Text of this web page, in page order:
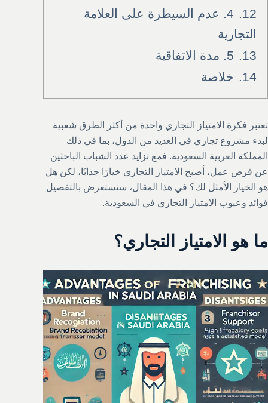
12.
4. عدم السيطرة على العلامة
التجارية
13.
5. مدة الاتفاقية
14.
خلاصة
تعتبر فكرة الامتياز التجاري واحدة من أكثر الطرق شعبية
لبدء مشروع تجاري في العديد من الدول، بما في ذلك
المملكة العربية السعودية. فمع تزايد عدد الشباب الباحثين
عن فرص عمل، أصبح الامتياز التجاري خيارًا جذابًا، لكن هل
هو الخيار الأمثل لك؟ في هذا المقال، سنستعرض بالتفصيل
فوائد وعيوب الامتياز التجاري في السعودية.
ما هو الامتياز التجاري؟